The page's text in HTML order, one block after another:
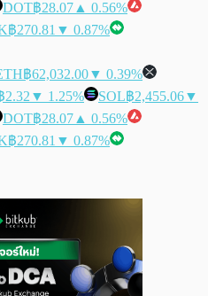
DOT฿28.07 ▲ 0.56%
฿270.81 ▼ 0.87%
฿62,032.00▼ 0.39%
2.32 ▼ 1.25% SOL฿2,455.06▼
DOT฿28.07 ▲ 0.56%
฿270.81 ▼ 0.87%